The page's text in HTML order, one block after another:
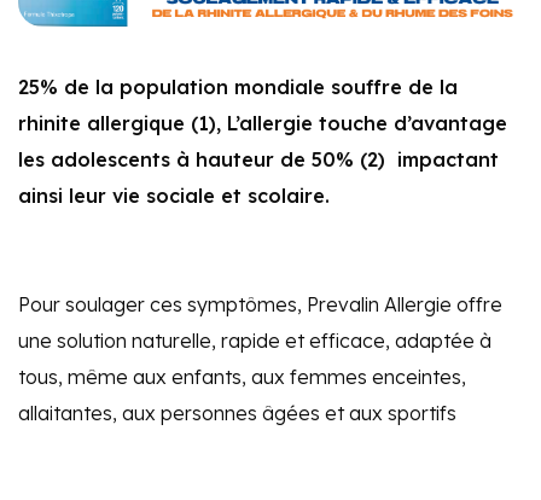
25% de la population mondiale souffre de la
rhinite allergique (1), L’allergie touche d’avantage
les adolescents à hauteur de 50% (2) impactant
ainsi leur vie sociale et scolaire.
Pour soulager ces symptômes, Prevalin Allergie offre
une solution naturelle, rapide et efficace, adaptée à
tous, même aux enfants, aux femmes enceintes,
allaitantes, aux personnes âgées et aux sportifs